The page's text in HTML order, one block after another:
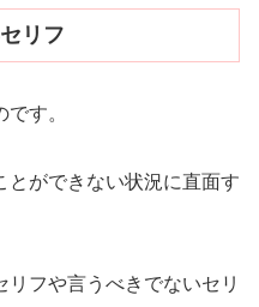
リフ
す。
とができない状況に直面す
フや言うべきでないセリ